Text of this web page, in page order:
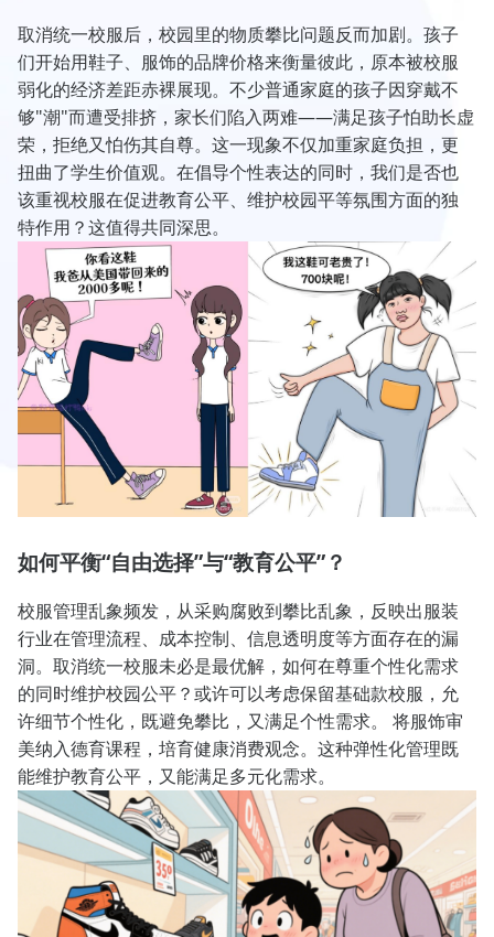
取消统一校服后，校园里的物质攀比问题反而加剧。孩子
们开始用鞋子、服饰的品牌价格来衡量彼此，原本被校服
弱化的经济差距赤裸展现。不少普通家庭的孩子因穿戴不
够"潮"而遭受排挤，家长们陷入两难——满足孩子怕助长虚
荣，拒绝又怕伤其自尊。这一现象不仅加重家庭负担，更
扭曲了学生价值观。在倡导个性表达的同时，我们是否也
该重视校服在促进教育公平、维护校园平等氛围方面的独
特作用？这值得共同深思。
如何平衡“自由选择”与“教育公平”？
校服管理乱象频发，从采购腐败到攀比乱象，反映出服装
行业在管理流程、成本控制、信息透明度等方面存在的漏
洞。取消统一校服未必是最优解，如何在尊重个性化需求
的同时维护校园公平？或许可以考虑保留基础款校服，允
许细节个性化，既避免攀比，又满足个性需求。 将服饰审
美纳入德育课程，培育健康消费观念。这种弹性化管理既
能维护教育公平，又能满足多元化需求。